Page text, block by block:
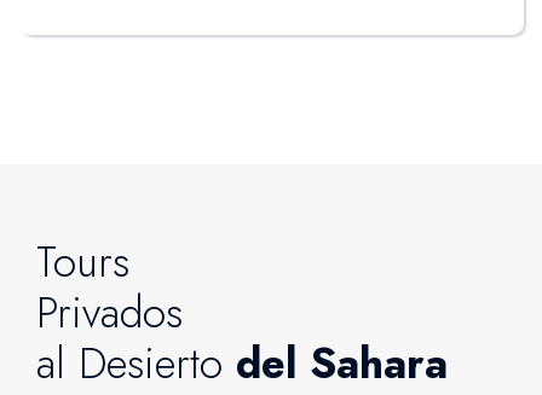
Tours
Privados
al Desierto del Sahara